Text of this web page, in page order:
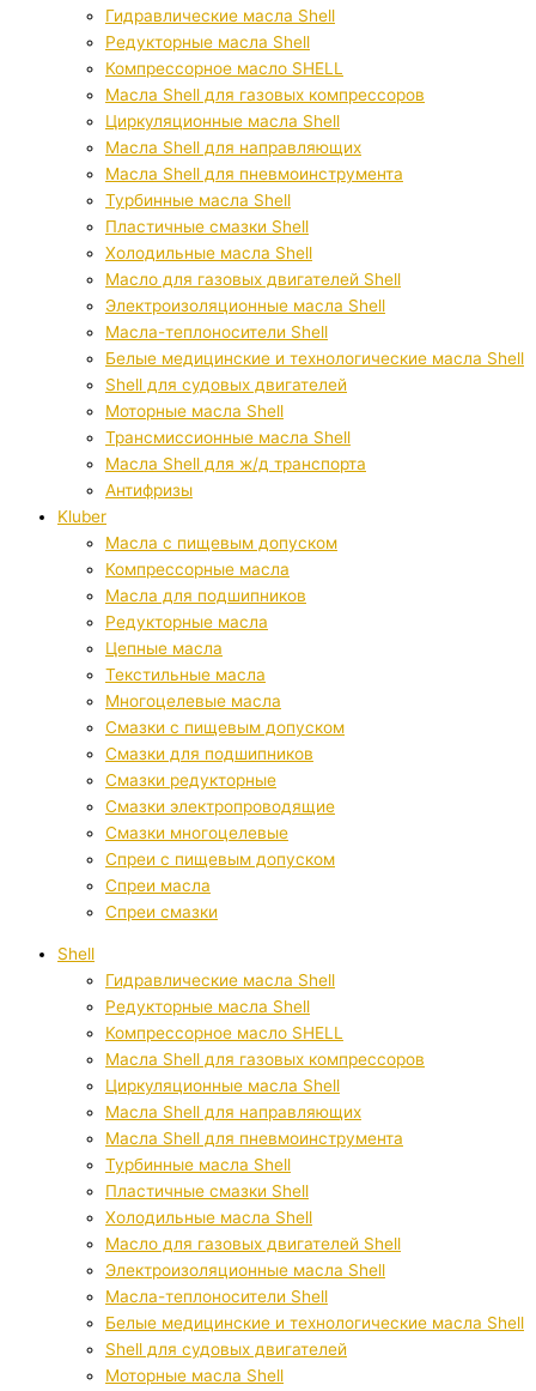
Гидравлические масла Shell
Редукторные масла Shell
Компрессорное масло SHELL
Масла Shell для газовых компрессоров
Циркуляционные масла Shell
Масла Shell для направляющих
Масла Shell для пневмоинструмента
Турбинные масла Shell
Пластичные смазки Shell
Холодильные масла Shell
Масло для газовых двигателей Shell
Электроизоляционные масла Shell
Масла-теплоносители Shell
Белые медицинские и технологические масла Shell
Shell для судовых двигателей
Моторные масла Shell
Трансмиссионные масла Shell
Масла Shell для ж/д транспорта
Антифризы
Kluber
Масла с пищевым допуском
Компрессорные масла
Масла для подшипников
Редукторные масла
Цепные масла
Текстильные масла
Многоцелевые масла
Смазки с пищевым допуском
Смазки для подшипников
Смазки редукторные
Смазки электропроводящие
Смазки многоцелевые
Спреи с пищевым допуском
Спреи масла
Спреи смазки
Shell
Гидравлические масла Shell
Редукторные масла Shell
Компрессорное масло SHELL
Масла Shell для газовых компрессоров
Циркуляционные масла Shell
Масла Shell для направляющих
Масла Shell для пневмоинструмента
Турбинные масла Shell
Пластичные смазки Shell
Холодильные масла Shell
Масло для газовых двигателей Shell
Электроизоляционные масла Shell
Масла-теплоносители Shell
Белые медицинские и технологические масла Shell
Shell для судовых двигателей
Моторные масла Shell